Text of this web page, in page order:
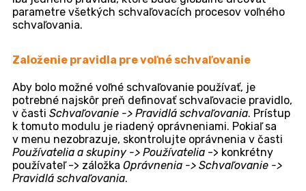
VOĽNÉ SCHVAĽOVANIE
Obsah stránky
Prečo používať voľné schvaľovanie
Založenie pravidla pre voľné schvaľovanie